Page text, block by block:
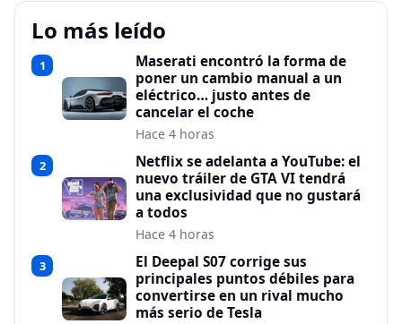
Lo más leído
1
Maserati encontró la forma de
poner un cambio manual a un
eléctrico… justo antes de
cancelar el coche
Hace 4 horas
2
Netflix se adelanta a YouTube: el
nuevo tráiler de GTA VI tendrá
una exclusividad que no gustará
a todos
Hace 4 horas
3
El Deepal S07 corrige sus
principales puntos débiles para
convertirse en un rival mucho
más serio de Tesla